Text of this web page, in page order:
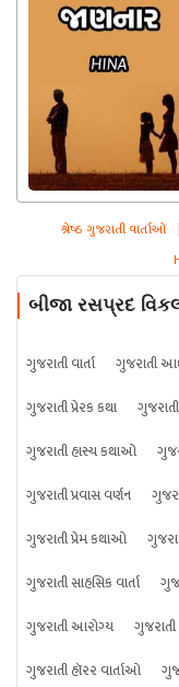
શ્રેષ્ઠ ગુજરાતી વાર્તાઓ |
બીજા રસપ્રદ
ગુજરાતી વાર્તા ગુજરાતી
ગુજરાતી પ્રેરક કથા
ગુજરાતી હાસ્ય કથાઓ
ગુજરાતી પ્રવાસ વર્ણન
ગુજરાતી પ્રેમ કથાઓ
ગુજરાતી સાહસિક વાર્તા
ગુજરાતી આરોગ્ય
ગુજરાતી
ગુજરાતી હૉરર વાર્તાઓ